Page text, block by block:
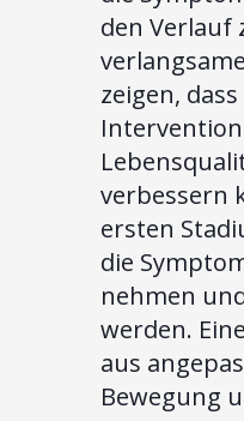
den Verlauf
zeigen,
verbessern
ersten
die
nehmen
werden.
aus
Bewegung